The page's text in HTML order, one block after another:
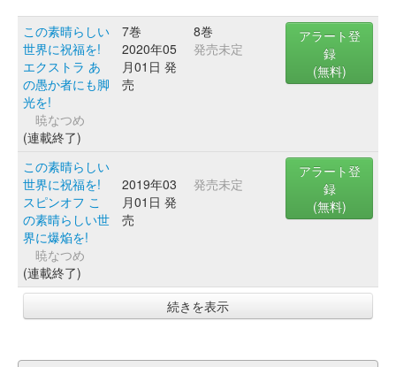
この素晴らしい
世界に祝福を!
エクストラ あ
の愚か者にも脚
光を!
暁なつめ
(連載終了)
7巻
2020年05
月01日 発
売
8巻
発売未定
アラート登
録
(無料)
この素晴らしい
世界に祝福を!
スピンオフ こ
の素晴らしい世
界に爆焔を!
暁なつめ
(連載終了)
2019年03
月01日 発
売
発売未定
アラート登
録
(無料)
続きを表示